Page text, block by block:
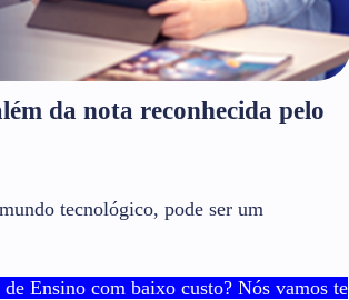
da nota reconhecida pelo
tecnológico, pode ser um
Ensino com baixo custo? Nós vamos te